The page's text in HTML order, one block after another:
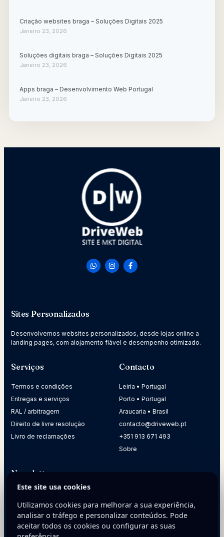
Criação websites braga – Soluções Digitais 2025
Janeiro 23, 2026
Soluções digitais braga – Soluções Digitais 2025
Janeiro 23, 2026
Apps braga – Desenvolvimento Web Portugal
Janeiro 23, 2026
Sites Personalizados
Desenvolvemos websites personalizados, desde lojas online a
landing pages, com alojamento fiável e desempenho otimizado.
Serviços
Termos e condições
Entregas e serviços
RAL / arbitragem
Direito de livre resolução
Livro de reclamações
Contacto
Leiria • Portugal
Porto • Portugal
Araucaria • Brasil
contacto@driveweb.pt
+351 913 671 493
Sobre
Newsletter
sua empresa.
E-mail
Este site usa cookies
Utilizamos cookies para melhorar a sua experiência,
analisar o tráfego e personalizar conteúdos. Pode
aceitar todos os cookies ou configurar as suas